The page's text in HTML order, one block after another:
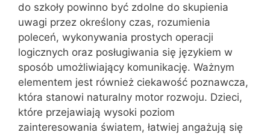
do szkoły powinno być zdolne do skupienia
uwagi przez określony czas, rozumienia
poleceń, wykonywania prostych operacji
logicznych oraz posługiwania się językiem w
sposób umożliwiający komunikację. Ważnym
elementem jest również ciekawość poznawcza,
która stanowi naturalny motor rozwoju. Dzieci,
które przejawiają wysoki poziom
zainteresowania światem, łatwiej angażują się